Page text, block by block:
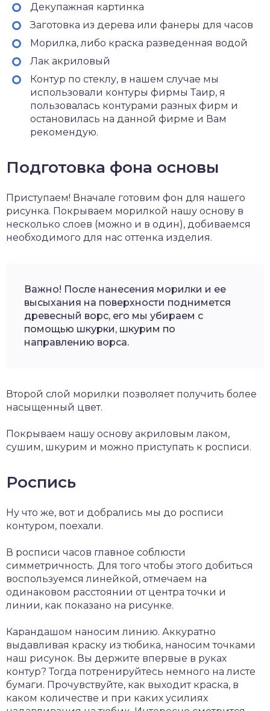
Декупажная картинка
Заготовка из дерева или фанеры для часов
Морилка, либо краска разведенная водой
Лак акриловый
Контур по стеклу, в нашем случае мы
использовали контуры фирмы Таир, я
пользовалась контурами разных фирм и
остановилась на данной фирме и Вам
рекомендую.
Подготовка фона основы
Приступаем! Вначале готовим фон для нашего
рисунка. Покрываем морилкой нашу основу в
несколько слоев (можно и в один), добиваемся
необходимого для нас оттенка изделия.
Важно! После нанесения морилки и ее
высыхания на поверхности поднимется
древесный ворс, его мы убираем с
помощью шкурки, шкурим по
направлению ворса.
Второй слой морилки позволяет получить более
насыщенный цвет.
Покрываем нашу основу акриловым лаком,
сушим, шкурим и можно приступать к росписи.
Роспись
Ну что же, вот и добрались мы до росписи
контуром, поехали.
В росписи часов главное соблюсти
симметричность. Для того чтобы этого добиться
воспользуемся линейкой, отмечаем на
одинаковом расстоянии от центра точки и
линии, как показано на рисунке.
Карандашом наносим линию. Аккуратно
выдавливая краску из тюбика, наносим точками
наш рисунок. Вы держите впервые в руках
контур? Тогда потренируйтесь немного на листе
бумаги. Прочувствуйте, как выходит краска, в
каком количестве и при каких усилиях